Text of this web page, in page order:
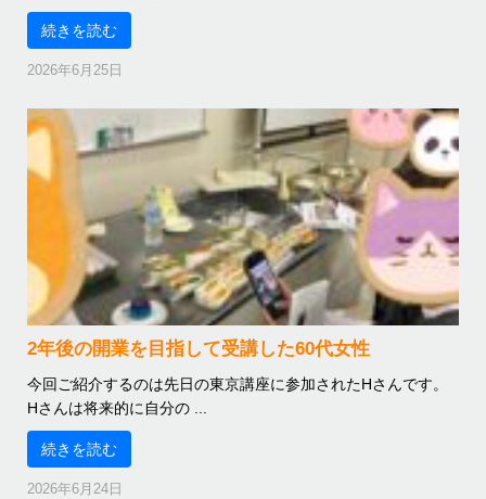
続きを読む
2026年6月25日
2年後の開業を目指して受講した60代女性
今回ご紹介するのは先日の東京講座に参加されたHさんです。
Hさんは将来的に自分の ...
続きを読む
2026年6月24日